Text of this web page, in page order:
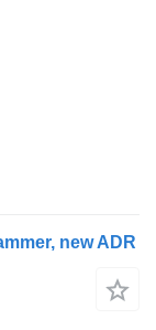
new ADR